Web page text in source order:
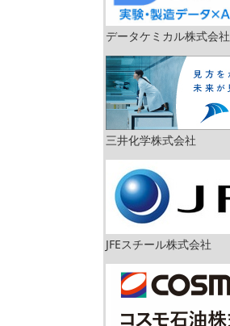
データケミカル株式会社
三井化学株式会社
JFEスチール株式会社